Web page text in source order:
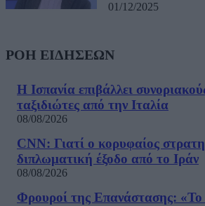
01/12/2025
ΡΟΗ ΕΙΔΗΣΕΩΝ
Η Ισπανία επιβάλλει
ταξιδιώτες από την Ιταλία
08/08/2026
CNN: Γιατί ο κορυφαίος
διπλωματική έξοδο από το Ιράν
08/08/2026
Φρουροί της Επανάστασης: «Το